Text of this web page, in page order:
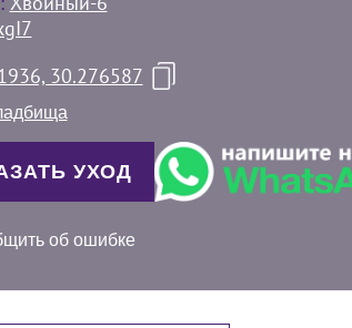
30.276587
УХОД
об ошибке